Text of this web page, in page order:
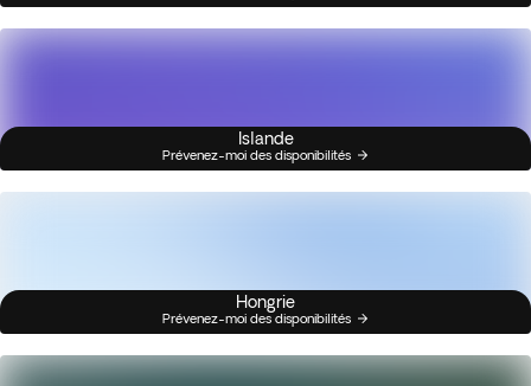
Islande
Prévenez-moi des disponibilités
Hongrie
Prévenez-moi des disponibilités